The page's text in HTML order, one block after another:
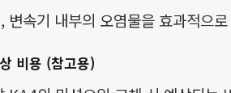
변속기 내부의 오염물을 효과적으
비용 (참고용)